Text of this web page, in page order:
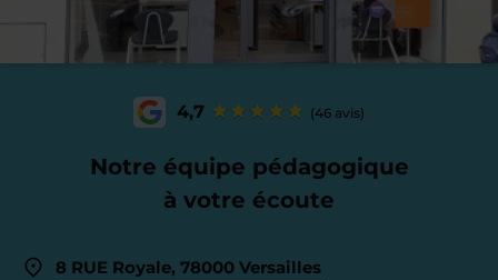
4,7 (46 avis)
Notre équipe pédagogique
à votre écoute
8 RUE Royale, 78000 Versailles